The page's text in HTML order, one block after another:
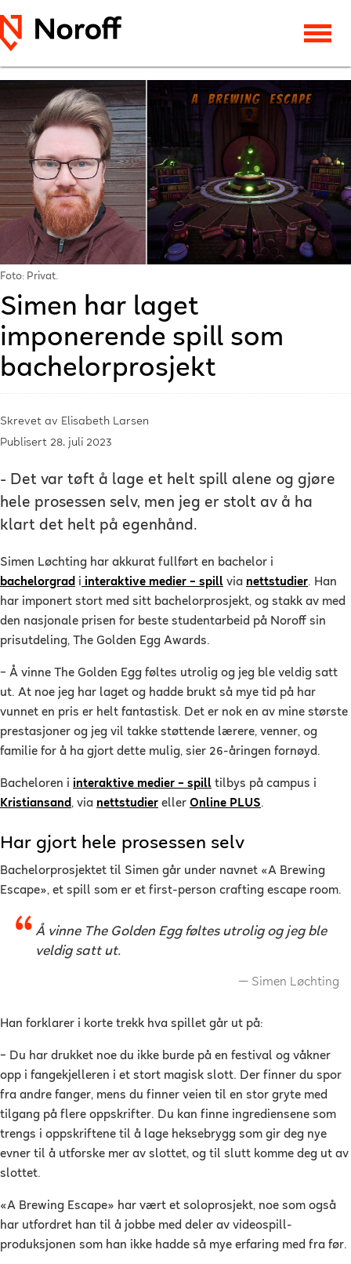
Foto: Privat.
Simen har laget
imponerende spill som
bachelorprosjekt
Skrevet av Elisabeth Larsen
Publisert 28. juli 2023
- Det var tøft å lage et helt spill alene og gjøre
hele prosessen selv, men jeg er stolt av å ha
klart det helt på egenhånd.
Simen Løchting har akkurat fullført en bachelor i
bachelorgrad i interaktive medier – spill via nettstudier. Han
har imponert stort med sitt bachelorprosjekt, og stakk av med
den nasjonale prisen for beste studentarbeid på Noroff sin
prisutdeling, The Golden Egg Awards.
– Å vinne The Golden Egg føltes utrolig og jeg ble veldig satt
ut. At noe jeg har laget og hadde brukt så mye tid på har
vunnet en pris er helt fantastisk. Det er nok en av mine største
prestasjoner og jeg vil takke støttende lærere, venner, og
familie for å ha gjort dette mulig, sier 26-åringen fornøyd.
Bacheloren i interaktive medier – spill tilbys på campus i
Kristiansand, via nettstudier eller Online PLUS.
Har gjort hele prosessen selv
Bachelorprosjektet til Simen går under navnet «A Brewing
Escape», et spill som er et first-person crafting escape room.
Å vinne The Golden Egg føltes utrolig og jeg ble
veldig satt ut.
Simen Løchting
Han forklarer i korte trekk hva spillet går ut på:
– Du har drukket noe du ikke burde på en festival og våkner
opp i fangekjelleren i et stort magisk slott. Der finner du spor
fra andre fanger, mens du finner veien til en stor gryte med
tilgang på flere oppskrifter. Du kan finne ingrediensene som
trengs i oppskriftene til å lage heksebrygg som gir deg nye
evner til å utforske mer av slottet, og til slutt komme deg ut av
slottet.
«A Brewing Escape» har vært et soloprosjekt, noe som også
har utfordret han til å jobbe med deler av videospill-
produksjonen som han ikke hadde så mye erfaring med fra før.